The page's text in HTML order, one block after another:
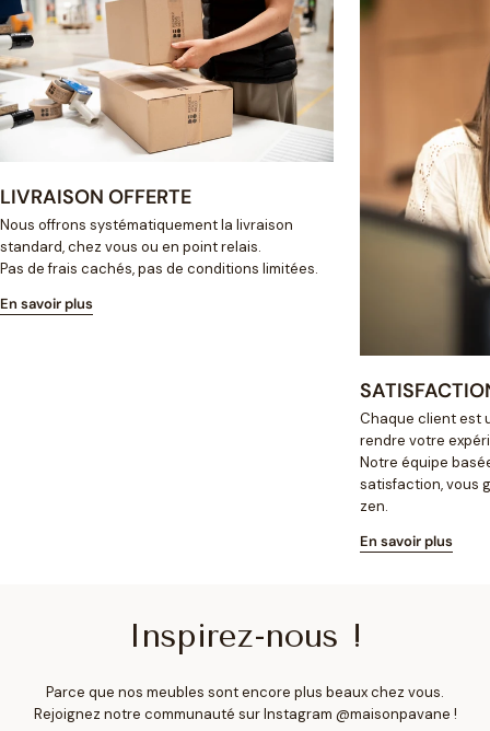
LIVRAISON OFFERTE
Nous offrons systématiquement la livraison
standard, chez vous ou en point relais.
Pas de frais cachés, pas de conditions limitées.
En savoir plus
Chaque client est
rendre votre
Notre équipe
satisfaction, vous
zen.
En savoir plus
Inspirez-nous !
Parce que nos meubles sont encore plus beaux chez vous.
Rejoignez notre communauté sur Instagram @maisonpavane !